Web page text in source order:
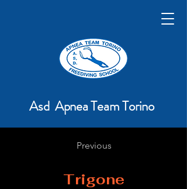
Asd Apnea Team Torino
Previous
Trigone